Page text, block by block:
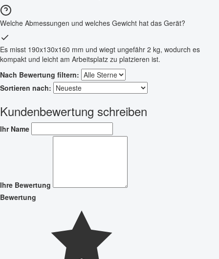
Welche Abmessungen und welches Gewicht hat das Gerät?
Es misst 190x130x160 mm und wiegt ungefähr 2 kg, wodurch es
kompakt und leicht am Arbeitsplatz zu platzieren ist.
Nach Bewertung filtern:
Sortieren nach:
Kundenbewertung schreiben
Ihr Name
Ihre Bewertung
Bewertung